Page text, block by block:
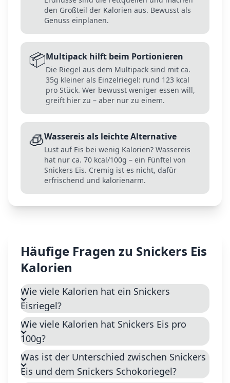
den Großteil der Kalorien aus. Bewusst als
Genuss einplanen.
📦Multipack hilft beim Portionieren
Die Riegel aus dem Multipack sind mit ca.
35g kleiner als Einzelriegel: rund 123 kcal
pro Stück. Wer bewusst weniger essen will,
greift hier zu – aber nur zu einem.
🧊Wassereis als leichte Alternative
Lust auf Eis bei wenig Kalorien? Wassereis
hat nur ca. 70 kcal/100g – ein Fünftel von
Snickers Eis. Cremig ist es nicht, dafür
erfrischend und kalorienarm.
Häufige Fragen zu Snickers Eis
Kalorien
Wie viele Kalorien hat ein Snickers
Eisriegel?
Wie viele Kalorien hat Snickers Eis pro
100g?
Was ist der Unterschied zwischen Snickers
Eis und dem Snickers Schokoriegel?